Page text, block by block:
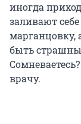
иногда
заливают
марганцовку,
быть
врачу.